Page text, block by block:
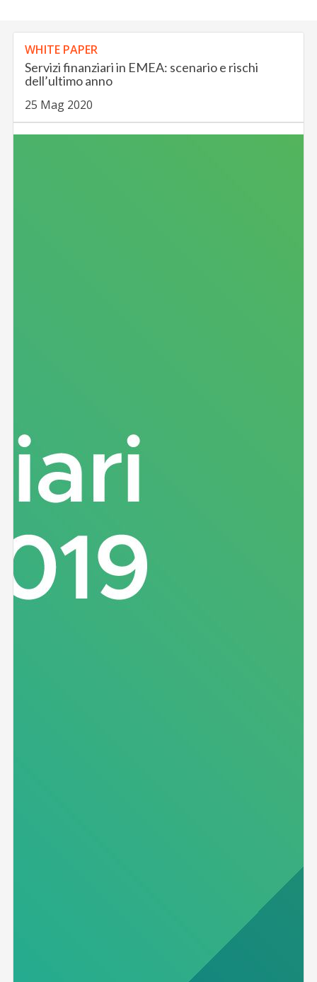
WHITE PAPER
Servizi finanziari in EMEA: scenario e rischi
dell’ultimo anno
25 Mag 2020